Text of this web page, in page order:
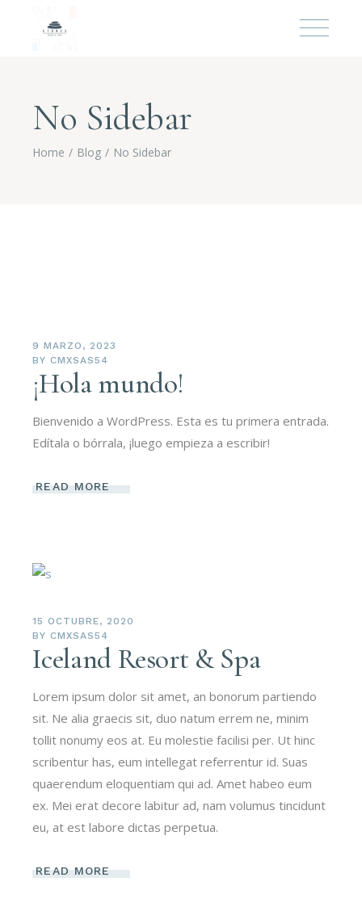
No Sidebar
Home Blog No Sidebar
9 MARZO, 2023
BY CMXSAS54
¡Hola mundo!
Bienvenido a WordPress. Esta es tu primera entrada.
Edítala o bórrala, ¡luego empieza a escribir!
READ MORE
15 OCTUBRE, 2020
BY CMXSAS54
Iceland Resort & Spa
Lorem ipsum dolor sit amet, an bonorum partiendo
sit. Ne alia graecis sit, duo natum errem ne, minim
tollit nonumy eos at. Eu molestie facilisi per. Ut hinc
scribentur has, eum intellegat referrentur id. Suas
quaerendum eloquentiam qui ad. Amet habeo eum
ex. Mei erat decore labitur ad, nam volumus tincidunt
eu, at est labore dictas perpetua.
READ MORE